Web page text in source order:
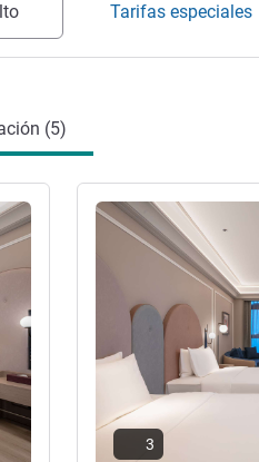
Tarifas especiales
(5)
Más información
3